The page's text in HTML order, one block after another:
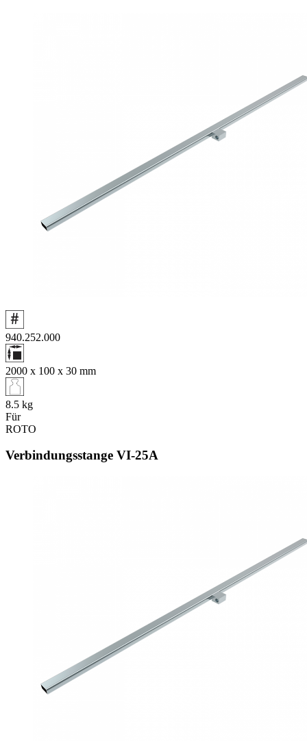
940.252.000
2000 x 100 x 30 mm
8.5 kg
Für
ROTO
Verbindungsstange VI‑25A